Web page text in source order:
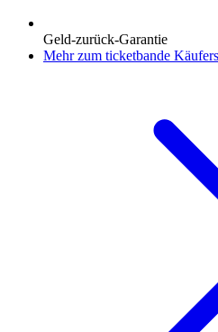
Geld-zurück-Garantie
Mehr zum ticketbande